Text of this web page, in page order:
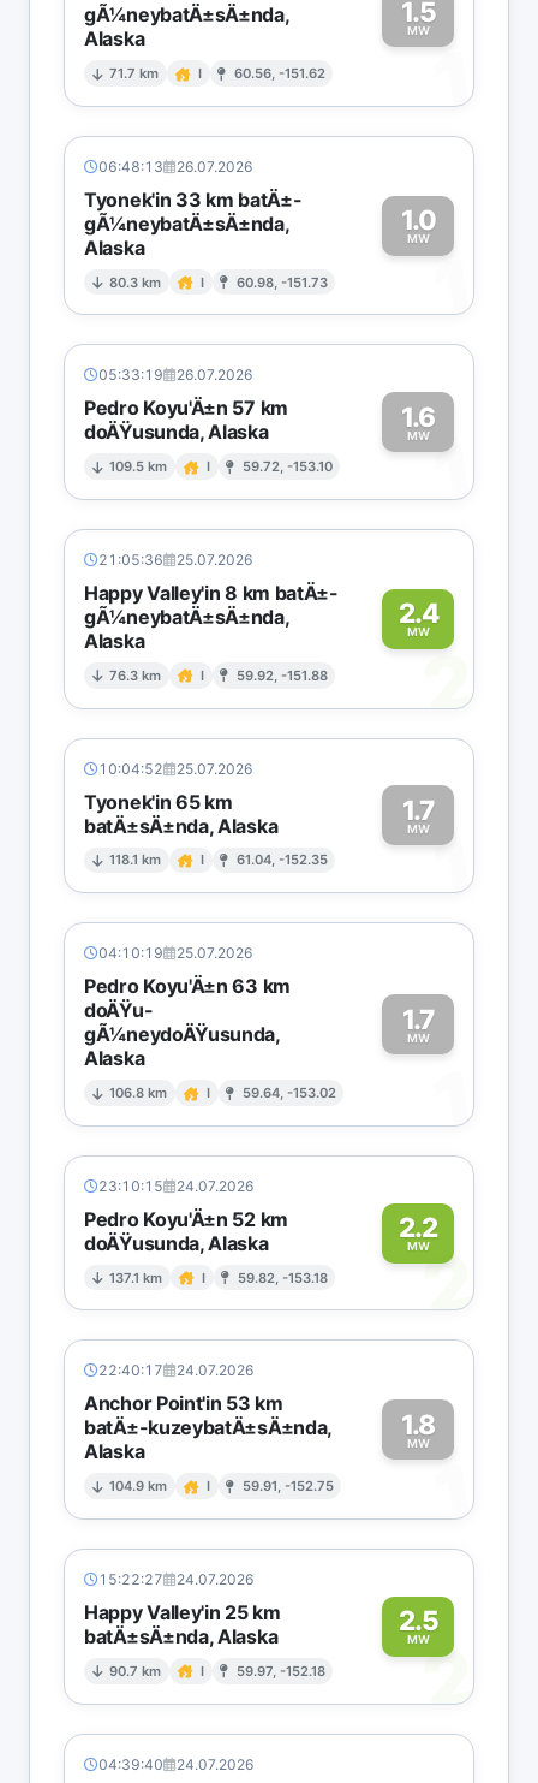
gÃ¼neybatÄ±sÄ±nda,
Alaska
71.7 km I 60.56, -151.62
1.5
MW
1
06:48:13 26.07.2026
Tyonek'in 33 km batÄ±-
gÃ¼neybatÄ±sÄ±nda,
Alaska
80.3 km I 60.98, -151.73
1.0
MW
1
05:33:19 26.07.2026
Pedro Koyu'Ä±n 57 km
doÄŸusunda, Alaska
109.5 km I 59.72, -153.10
1.6
MW1
21:05:36 25.07.2026
Happy Valley'in 8 km batÄ±-
gÃ¼neybatÄ±sÄ±nda,
Alaska
76.3 km I 59.92, -151.88
2.4
MW
2
10:04:52 25.07.2026
Tyonek'in 65 km
batÄ±sÄ±nda, Alaska
118.1 km I 61.04, -152.35
1.7
MW1
04:10:19 25.07.2026
Pedro Koyu'Ä±n 63 km
doÄŸu-
gÃ¼neydoÄŸusunda,
Alaska
106.8 km I 59.64, -153.02
1.7
MW
1
23:10:15 24.07.2026
Pedro Koyu'Ä±n 52 km
doÄŸusunda, Alaska
137.1 km I 59.82, -153.18
2.2
MW2
22:40:17 24.07.2026
Anchor Point'in 53 km
batÄ±-kuzeybatÄ±sÄ±nda,
Alaska
104.9 km I 59.91, -152.75
1.8
MW
1
15:22:27 24.07.2026
Happy Valley'in 25 km
batÄ±sÄ±nda, Alaska
90.7 km I 59.97, -152.18
2.5
MW2
04:39:40 24.07.2026